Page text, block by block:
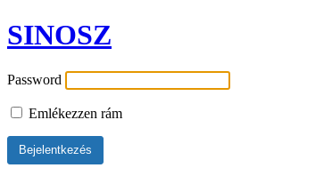
SINOSZ
Password
Emlékezzen rám